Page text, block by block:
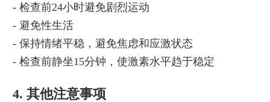
- 检查前24小时避免剧烈运动
- 避免性生活
- 保持情绪平稳，避免焦虑和应激状态
- 检查前静坐15分钟，使激素水平趋于稳定
4. 其他注意事项